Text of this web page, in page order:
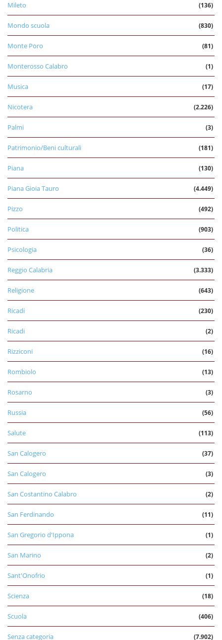
Mileto (136)
Mondo scuola (830)
Monte Poro (81)
Monterosso Calabro (1)
Musica (17)
Nicotera (2.226)
Palmi (3)
Patrimonio/Beni culturali (181)
Piana (130)
Piana Gioia Tauro (4.449)
Pizzo (492)
Politica (903)
Psicologia (36)
Reggio Calabria (3.333)
Religione (643)
Ricadi (230)
Ricadi (2)
Rizziconi (16)
Rombiolo (13)
Rosarno (3)
Russia (56)
Salute (113)
San Calogero (37)
San Calogero (3)
San Costantino Calabro (2)
San Ferdinando (11)
San Gregorio d'Ippona (1)
San Marino (2)
Sant'Onofrio (1)
Scienza (18)
Scuola (406)
Senza categoria (7.902)